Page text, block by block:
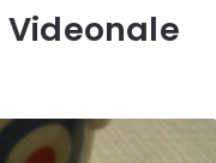
Videonale